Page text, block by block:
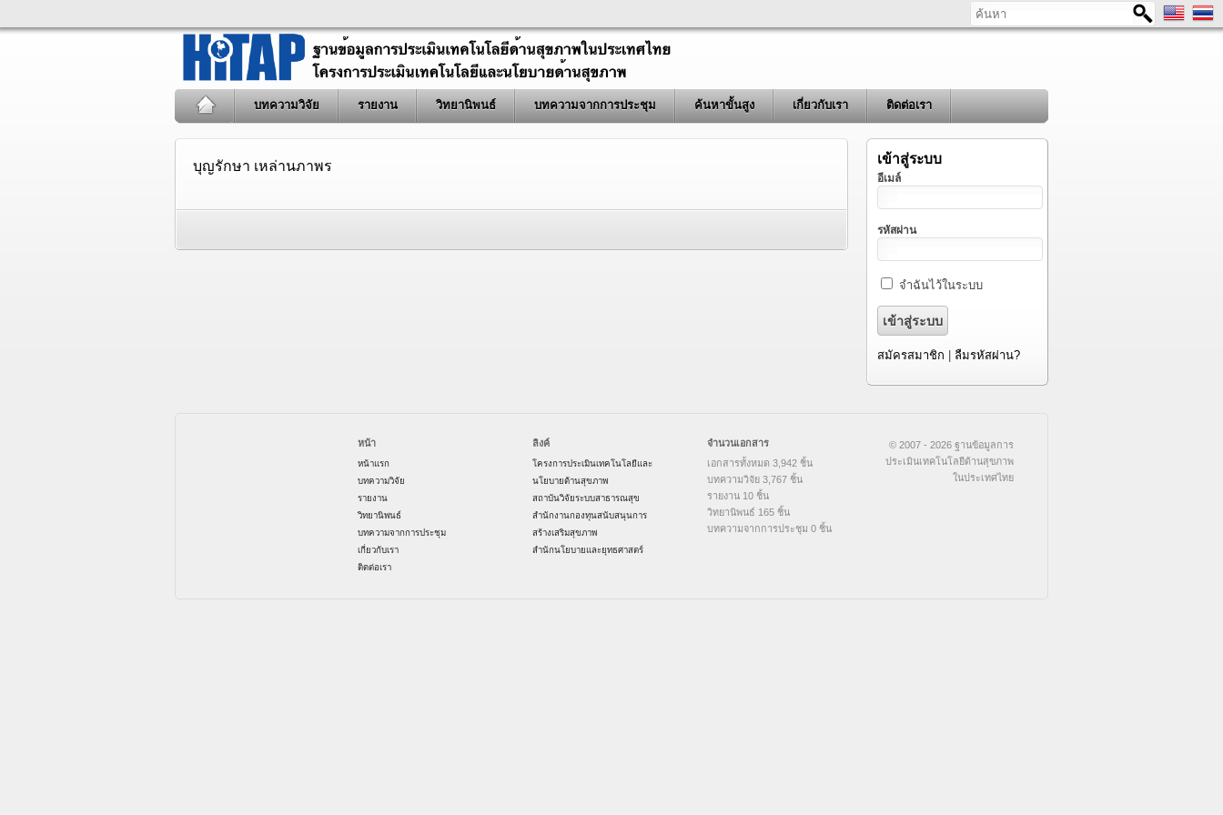
ค้นหา
บทความวิจัย รายงาน วิทยานิพนธ์ บทความจากการประชุม ค้นหาขั้นสูง เกี่ยวกับเรา ติดต่อเรา
บุญรักษา เหล่านภาพร เข้าสู่ระบบ
อีเมล์
รหัสผ่าน
จำฉันไว้ในระบบ
สมัครสมาชิก ลืมรหัสผ่าน?
หน้า
หน้าแรก
บทความวิจัย
รายงาน
วิทยานิพนธ์
บทความจากการประชุม
เกี่ยวกับเรา
ติดต่อเรา
ลิงค์
โครงการประเมินเทคโนโลยีและ
นโยบายด้านสุขภาพ
สถาบันวิจัยระบบสาธารณสุข
สำนักงานกองทุนสนับสนุนการ
สร้างเสริมสุขภาพ
สำนักนโยบายและยุทธศาสตร์
จำนวนเอกสาร
เอกสารทั้งหมด 3,942 ชิ้น
บทความวิจัย 3,767 ชิ้น
รายงาน 10 ชิ้น
วิทยานิพนธ์ 165 ชิ้น
บทความจากการประชุม 0 ชิ้น
© 2007 - 2026 ฐานข้อมูลการ
ประเมินเทคโนโลยีด้านสุขภาพ
ในประเทศไทย